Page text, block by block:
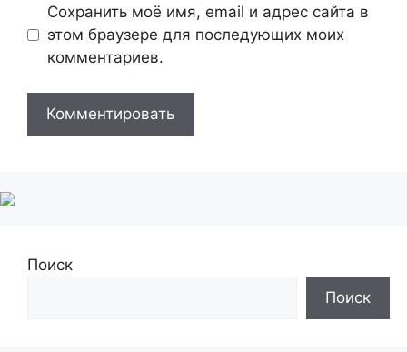
Сохранить моё имя, email и адрес сайта в
этом браузере для последующих моих
комментариев.
Поиск
Поиск